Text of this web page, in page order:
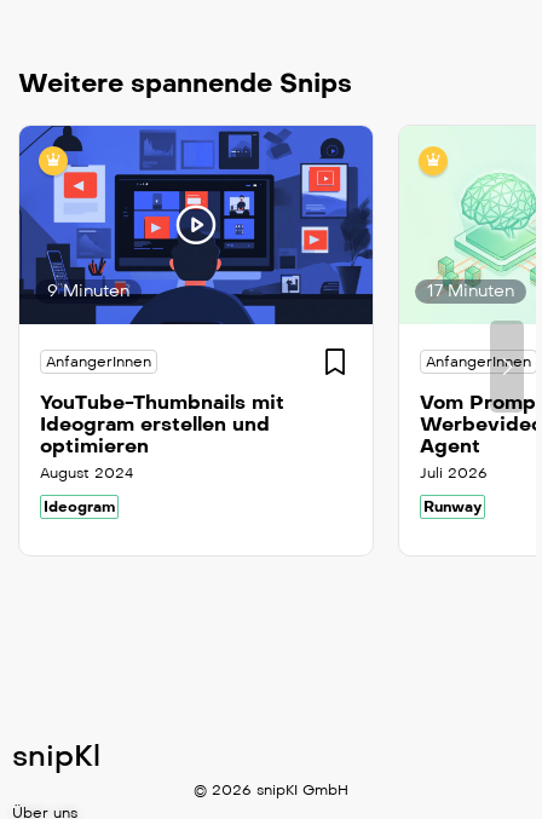
Weitere spannende Snips
9 Minuten
AnfangerInnen
YouTube-Thumbnails mit
Ideogram erstellen und
optimieren
August 2024
Ideogram
17 Minuten
AnfangerInnen
Vom
Agent
Juli 2026
Runway
snipKl
© 2026 snipKI GmbH
Über uns